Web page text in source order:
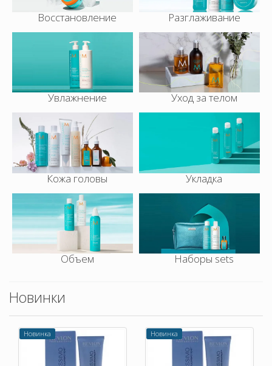
Восстановление Разглаживание
Увлажнение Уход за телом
Кожа головы Укладка
Объем Наборы sets
Новинки
Новинка Новинка